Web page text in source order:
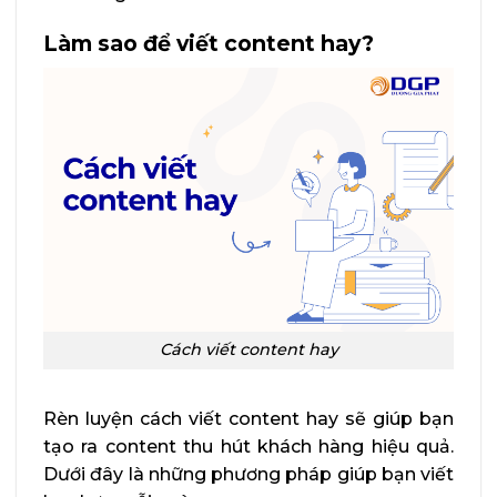
Làm sao để viết content hay?
Cách viết content hay
Rèn luyện cách viết content hay sẽ giúp bạn
tạo ra content thu hút khách hàng hiệu quả.
Dưới đây là những phương pháp giúp bạn viết